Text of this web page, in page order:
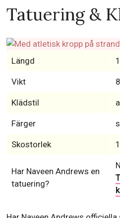
Tatuering &
Längd
Vikt
Klädstil
Färger
Skostorlek
Har Naveen Andrews en
tatuering?